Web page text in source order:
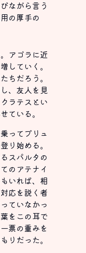
ながら言う
の厚手の
アゴラに近
していく。
ちだろう。
、友人を見
ラテスとい
ている。
ってプリュ
り始める。
スパルタの
のアテナイ
いれば、相
応を説く者
ていなかっ
をこの耳で
票の重みを
りだった。